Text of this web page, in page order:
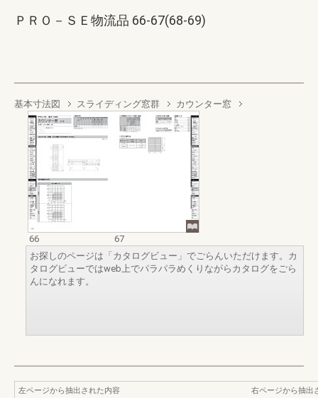
ＰＲＯ－ＳＥ物流品 66-67(68-69)
基本寸法図 スライディング窓群 カウンター窓
66
67
お探しのページは「カタログビュー」でごらんいただけます。カ
タログビューではweb上でパラパラめくりながらカタログをごら
んになれます。
左ページから抽出された内容
右ページから抽出